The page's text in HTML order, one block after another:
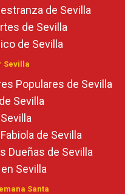
de Sevilla
de Sevilla
de Sevilla
Sevilla
Populares de Sevilla
Sevilla
de Sevilla
Dueñas de Sevilla
Sevilla
Santa